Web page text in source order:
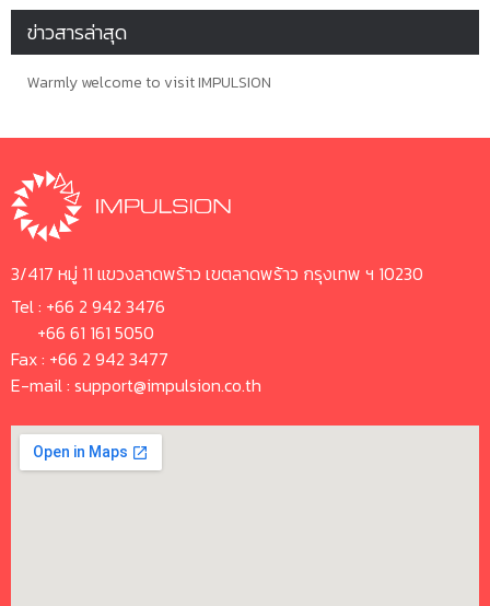
ข่าวสารล่าสุด
Warmly welcome to visit IMPULSION
3/417 หมู่ 11 แขวงลาดพร้าว เขตลาดพร้าว กรุงเทพ ฯ 10230
Tel : +66 2 942 3476
+66 61 161 5050
Fax : +66 2 942 3477
E-mail : support@impulsion.co.th